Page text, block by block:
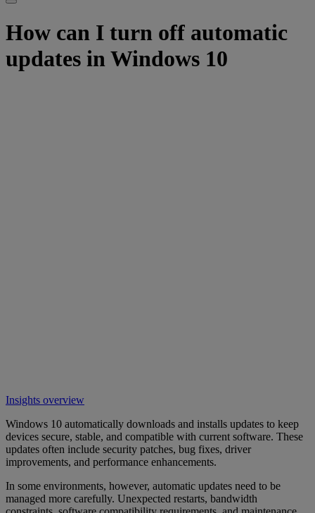
How can I turn off automatic
updates in Windows 10
Insights overview
Windows 10 automatically downloads and installs updates to keep
devices secure, stable, and compatible with current software. These
updates often include security patches, bug fixes, driver
improvements, and performance enhancements.
In some environments, however, automatic updates need to be
managed more carefully. Unexpected restarts, bandwidth